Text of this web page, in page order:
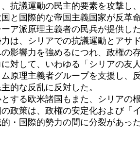
抗議運動の民主的要素を攻撃し
と国際的な帝国主義国家が反革
ア派原理主義者の民兵が提供し
は、シリアでの抗議運動とアサ
影響力を強めるにつれ、政権の
対して、いわゆる「シリアの友
原理主義者グループを支援し、
的な反乱に反対した。
する欧米諸国もまた、シリアの
政策は、政権の安定化および「
・国際的勢力の間に分裂があっ